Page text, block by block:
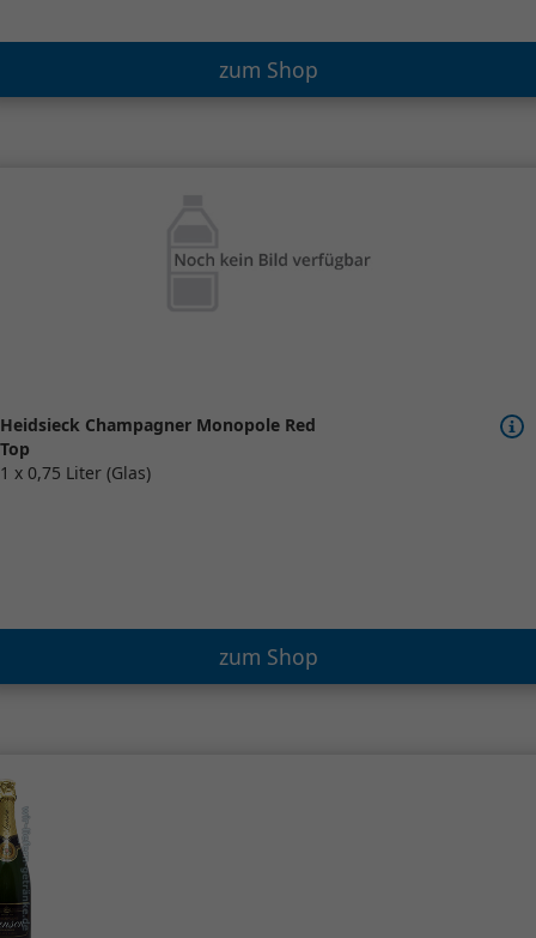
zum Shop
Heidsieck Champagner Monopole Red
Top
1 x 0,75 Liter (Glas)
zum Shop